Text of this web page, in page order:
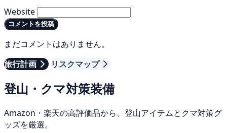
Website
コメントを投稿
まだコメントはありません。
旅行計画
リスクマップ
登山・クマ対策装備
Amazon・楽天の高評価品から、登山アイテムとクマ対策グ
ッズを厳選。